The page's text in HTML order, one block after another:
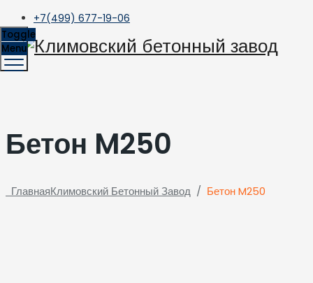
+7(499) 677-19-06
Toggle
Menu
Бетон M250
ГлавнаяКлимовский Бетонный Завод / Бетон M250